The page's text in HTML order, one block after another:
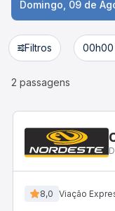
Domingo, 09 de
Filtros
2 passagens
8,0 Viação